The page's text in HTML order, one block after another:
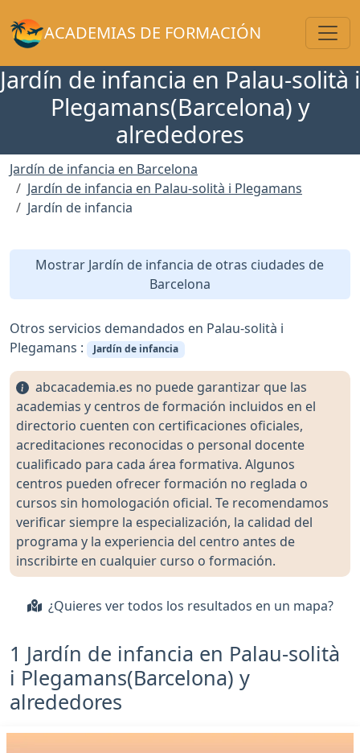
ACADEMIAS DE FORMACIÓN
Jardín de infancia en Palau-solità i
Plegamans(Barcelona) y
alrededores
Jardín de infancia en Barcelona
Jardín de infancia en Palau-solità i Plegamans
Jardín de infancia
Mostrar Jardín de infancia de otras ciudades de
Barcelona
Otros servicios demandados en Palau-solità i
Plegamans :
Jardín de infancia
abcacademia.es no puede garantizar que las
academias y centros de formación incluidos en el
directorio cuenten con certificaciones oficiales,
acreditaciones reconocidas o personal docente
cualificado para cada área formativa. Algunos
centros pueden ofrecer formación no reglada o
cursos sin homologación oficial. Te recomendamos
verificar siempre la especialización, la calidad del
programa y la experiencia del centro antes de
inscribirte en cualquier curso o formación.
¿Quieres ver todos los resultados en un mapa?
1 Jardín de infancia en Palau-solità
i Plegamans(Barcelona) y
alrededores